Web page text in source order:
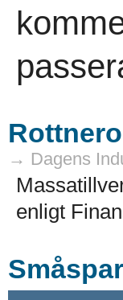
→ Dagens
enligt